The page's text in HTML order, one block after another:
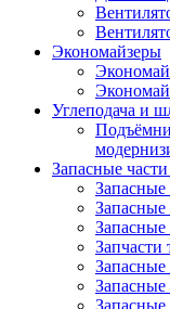
Экономайзеры
Углеподача и
Запасные
Запасные
Запасные
Запасные